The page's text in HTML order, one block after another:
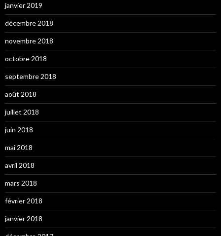
janvier 2019
décembre 2018
novembre 2018
octobre 2018
septembre 2018
août 2018
juillet 2018
juin 2018
mai 2018
avril 2018
mars 2018
février 2018
janvier 2018